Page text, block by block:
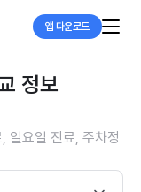
앱 다운로드
정보
일요일 진료, 주차정